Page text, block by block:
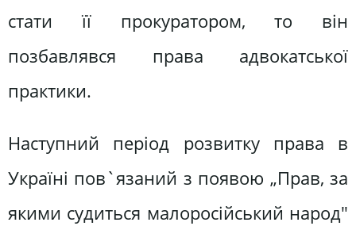
стати її прокуратором, то він
позбавлявся права адвокатської
практики.
Наступний період розвитку права в
Україні пов`язаний з появою „Прав, за
якими судиться малоросійський народ"